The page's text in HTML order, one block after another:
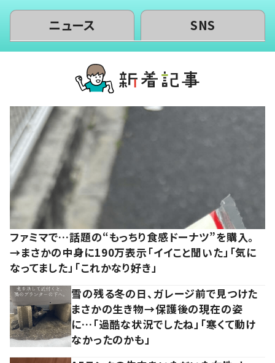
ニュース SNS
ファミマで…話題の“もっちり食感ドーナツ”を購入。
→まさかの中身に190万表示「イイこと聞いた」「気に
なってました」「これかなり好き」
雪の残る冬の日、ガレージ前で見つけた
まさかの生き物→保護後の現在の姿
に…「過酷な状況でしたね」「寒くて動け
なかったのかも」